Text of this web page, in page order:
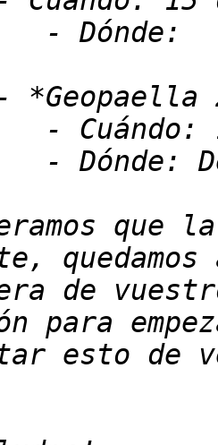
- Dónde:
que
de
esto de